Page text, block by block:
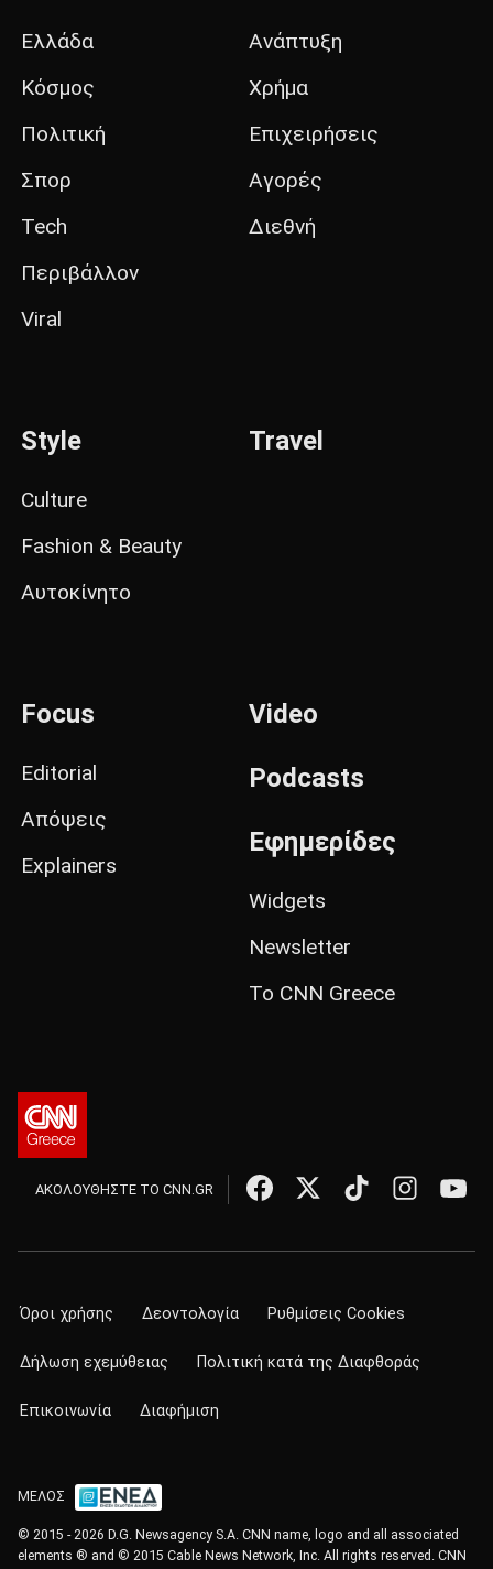
Ελλάδα
Κόσμος
Πολιτική
Σπορ
Tech
Περιβάλλον
Viral
Ανάπτυξη
Χρήμα
Επιχειρήσεις
Αγορές
Διεθνή
Style
Culture
Fashion & Beauty
Αυτοκίνητο
Travel
Focus
Editorial
Απόψεις
Explainers
Video
Podcasts
Εφημερίδες
Widgets
Newsletter
Το CNN Greece
ΑΚΟΛΟΥΘΗΣΤΕ ΤΟ CNN.GR
Όροι χρήσης Δεοντολογία Ρυθμίσεις Cookies
Δήλωση εχεμύθειας Πολιτική κατά της Διαφθοράς
Επικοινωνία Διαφήμιση
ΜΕΛΟΣ
© 2015 - 2026 D.G. Newsagency S.A. CNN name, logo and all associated
elements ® and © 2015 Cable News Network, Inc. All rights reserved. CNN